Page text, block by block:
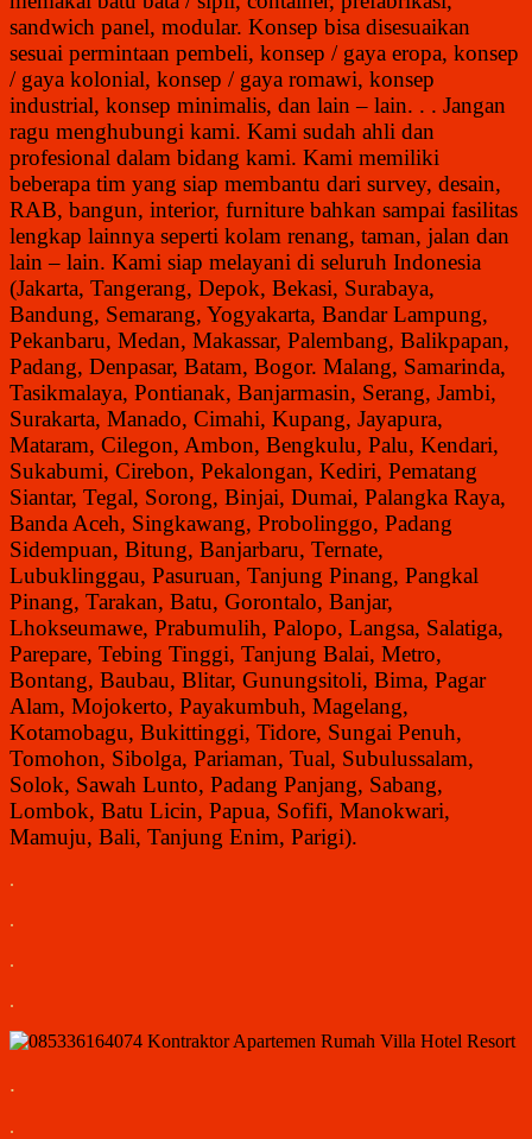
sandwich panel, modular. Konsep bisa disesuaikan
sesuai permintaan pembeli, konsep / gaya eropa, konsep
/ gaya kolonial, konsep / gaya romawi, konsep
industrial, konsep minimalis, dan lain – lain. . . Jangan
ragu menghubungi kami. Kami sudah ahli dan
profesional dalam bidang kami. Kami memiliki
beberapa tim yang siap membantu dari survey, desain,
RAB, bangun, interior, furniture bahkan sampai fasilitas
lengkap lainnya seperti kolam renang, taman, jalan dan
lain – lain. Kami siap melayani di seluruh Indonesia
(Jakarta, Tangerang, Depok, Bekasi, Surabaya,
Bandung, Semarang, Yogyakarta, Bandar Lampung,
Pekanbaru, Medan, Makassar, Palembang, Balikpapan,
Padang, Denpasar, Batam, Bogor. Malang, Samarinda,
Tasikmalaya, Pontianak, Banjarmasin, Serang, Jambi,
Surakarta, Manado, Cimahi, Kupang, Jayapura,
Mataram, Cilegon, Ambon, Bengkulu, Palu, Kendari,
Sukabumi, Cirebon, Pekalongan, Kediri, Pematang
Siantar, Tegal, Sorong, Binjai, Dumai, Palangka Raya,
Banda Aceh, Singkawang, Probolinggo, Padang
Sidempuan, Bitung, Banjarbaru, Ternate,
Lubuklinggau, Pasuruan, Tanjung Pinang, Pangkal
Pinang, Tarakan, Batu, Gorontalo, Banjar,
Lhokseumawe, Prabumulih, Palopo, Langsa, Salatiga,
Parepare, Tebing Tinggi, Tanjung Balai, Metro,
Bontang, Baubau, Blitar, Gunungsitoli, Bima, Pagar
Alam, Mojokerto, Payakumbuh, Magelang,
Kotamobagu, Bukittinggi, Tidore, Sungai Penuh,
Tomohon, Sibolga, Pariaman, Tual, Subulussalam,
Solok, Sawah Lunto, Padang Panjang, Sabang,
Lombok, Batu Licin, Papua, Sofifi, Manokwari,
Mamuju, Bali, Tanjung Enim, Parigi).
.
.
.
.
.
.